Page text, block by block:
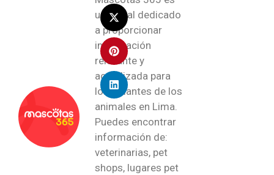
un portal dedicado
a proporcionar
información
relevante y
actualizada para
los amantes de los
animales en Lima.
Puedes encontrar
información de:
veterinarias, pet
shops, lugares pet